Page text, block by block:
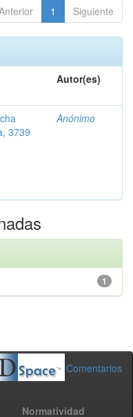
1 Siguiente
Autor(es)
3739
Anónimo
1
Comentarios
Normatividad